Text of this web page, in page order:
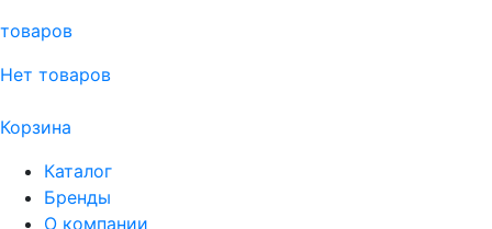
товаров
Нет товаров
Корзина
Каталог
Бренды
О компании